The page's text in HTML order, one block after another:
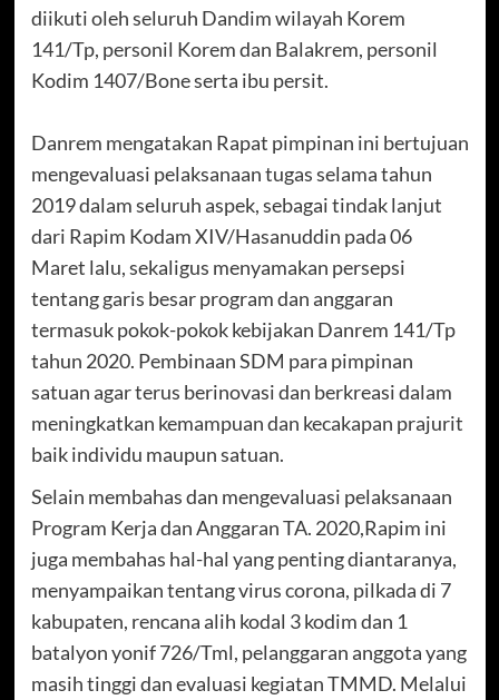
diikuti oleh seluruh Dandim wilayah Korem
141/Tp, personil Korem dan Balakrem, personil
Kodim 1407/Bone serta ibu persit.
Danrem mengatakan Rapat pimpinan ini bertujuan
mengevaluasi pelaksanaan tugas selama tahun
2019 dalam seluruh aspek, sebagai tindak lanjut
dari Rapim Kodam XIV/Hasanuddin pada 06
Maret lalu, sekaligus menyamakan persepsi
tentang garis besar program dan anggaran
termasuk pokok-pokok kebijakan Danrem 141/Tp
tahun 2020. Pembinaan SDM para pimpinan
satuan agar terus berinovasi dan berkreasi dalam
meningkatkan kemampuan dan kecakapan prajurit
baik individu maupun satuan.
Selain membahas dan mengevaluasi pelaksanaan
Program Kerja dan Anggaran TA. 2020,Rapim ini
juga membahas hal-hal yang penting diantaranya,
menyampaikan tentang virus corona, pilkada di 7
kabupaten, rencana alih kodal 3 kodim dan 1
batalyon yonif 726/Tml, pelanggaran anggota yang
masih tinggi dan evaluasi kegiatan TMMD. Melalui